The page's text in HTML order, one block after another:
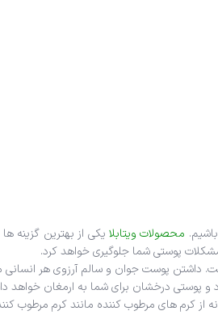
محصولات ویتابلا
پوستی شما جلوگیری خواهد کرد.
داشتن پوست جوان و سالم آرزوی هر انسانی
های مرطوب کننده مانند کرم مرطوب